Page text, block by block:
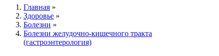
Главная »
Здоровье »
Болезни »
Болезни желудочно-кишечного тракта
(гастроэнтерология)